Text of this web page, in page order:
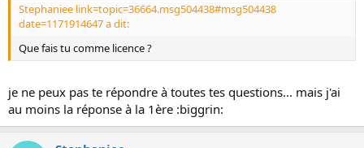
Stephaniee link=topic=36664.msg504438#msg504438
date=1171914647 a dit:
Que fais tu comme licence ?
je ne peux pas te répondre à toutes tes questions... mais j'ai
au moins la réponse à la 1ère :biggrin: